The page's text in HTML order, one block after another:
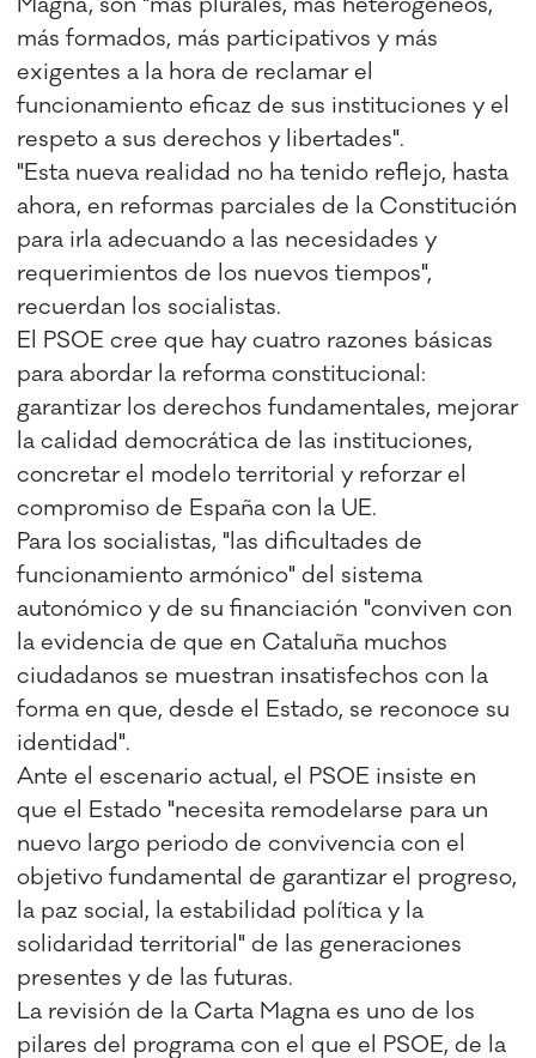
más formados, más participativos y más
exigentes a la hora de reclamar el
funcionamiento eficaz de sus instituciones y el
respeto a sus derechos y libertades".
"Esta nueva realidad no ha tenido reflejo, hasta
ahora, en reformas parciales de la Constitución
para irla adecuando a las necesidades y
requerimientos de los nuevos tiempos",
recuerdan los socialistas.
El PSOE cree que hay cuatro razones básicas
para abordar la reforma constitucional:
garantizar los derechos fundamentales, mejorar
la calidad democrática de las instituciones,
concretar el modelo territorial y reforzar el
compromiso de España con la UE.
Para los socialistas, "las dificultades de
funcionamiento armónico" del sistema
autonómico y de su financiación "conviven con
la evidencia de que en Cataluña muchos
ciudadanos se muestran insatisfechos con la
forma en que, desde el Estado, se reconoce su
identidad".
Ante el escenario actual, el PSOE insiste en
que el Estado "necesita remodelarse para un
nuevo largo periodo de convivencia con el
objetivo fundamental de garantizar el progreso,
la paz social, la estabilidad política y la
solidaridad territorial" de las generaciones
presentes y de las futuras.
La revisión de la Carta Magna es uno de los
pilares del programa con el que el PSOE, de la